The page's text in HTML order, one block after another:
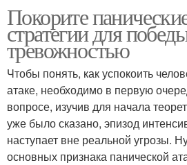
Покорите
стратегии для
тревожностью
Чтобы понять, как успокоить
атаке, необходимо в первую
вопросе, изучив для начала
уже было сказано, эпизод
наступает вне реальной угрозы.
основных признака панической